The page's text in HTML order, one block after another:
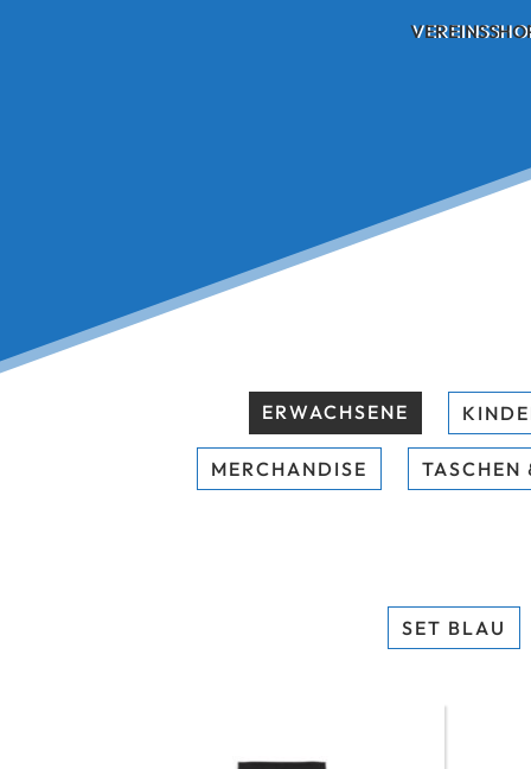
ERWACHSENE
MERCHANDISE TASCHEN
SET BLAU